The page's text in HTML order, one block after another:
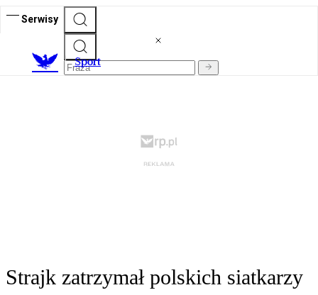
Serwisy
Sport
Strajk zatrzymał polskich siatkarzy